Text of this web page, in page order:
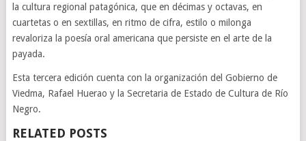
la cultura regional patagónica, que en décimas y octavas, en
cuartetas o en sextillas, en ritmo de cifra, estilo o milonga
revaloriza la poesía oral americana que persiste en el arte de la
payada.
Esta tercera edición cuenta con la organización del Gobierno de
Viedma, Rafael Huerao y la Secretaria de Estado de Cultura de Río
Negro.
RELATED POSTS